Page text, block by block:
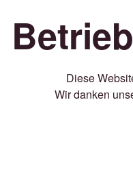
Diese
Wir danken